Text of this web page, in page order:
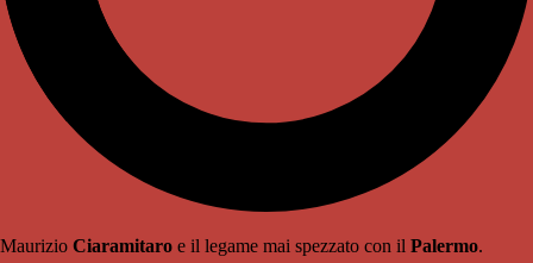
Maurizio Ciaramitaro e il legame mai spezzato con il Palermo.